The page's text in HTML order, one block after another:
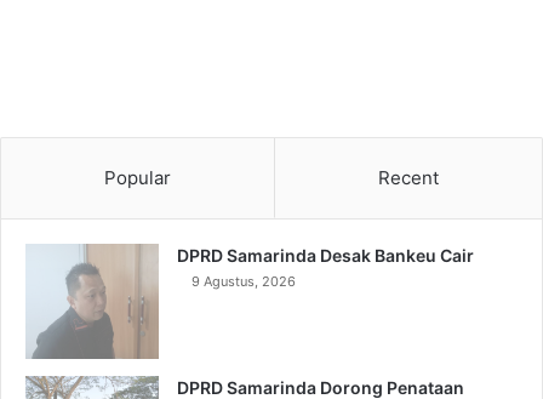
Popular Recent
DPRD Samarinda Desak Bankeu Cair
9 Agustus, 2026
DPRD Samarinda Dorong Penataan